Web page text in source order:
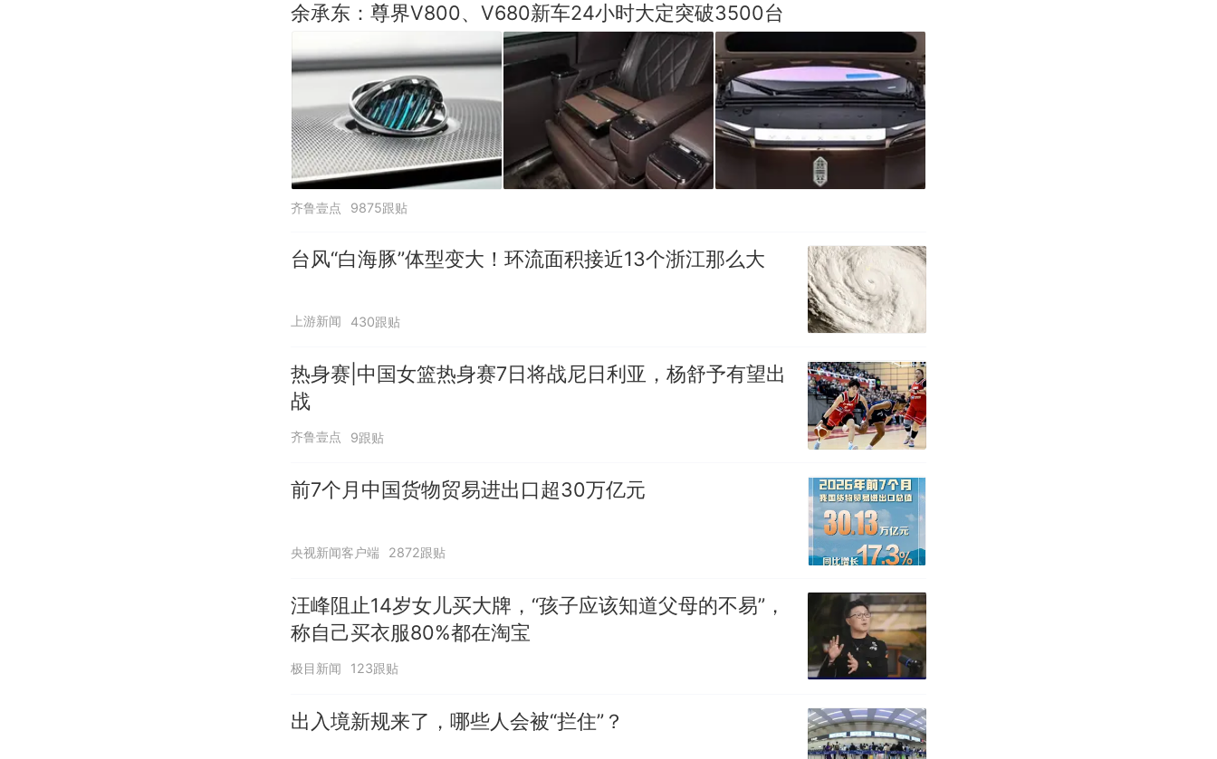
余承东：尊界V800、V680新车24小时大定突破3500台
齐鲁壹点 9875跟贴
台风“白海豚”体型变大！环流面积接近13个浙江那么大
上游新闻 430跟贴
热身赛|中国女篮热身赛7日将战尼日利亚，杨舒予有望出
战
齐鲁壹点 9跟贴
前7个月中国货物贸易进出口超30万亿元
央视新闻客户端 2872跟贴
汪峰阻止14岁女儿买大牌，“孩子应该知道父母的不易”，
称自己买衣服80%都在淘宝
极目新闻 123跟贴
出入境新规来了，哪些人会被“拦住”？